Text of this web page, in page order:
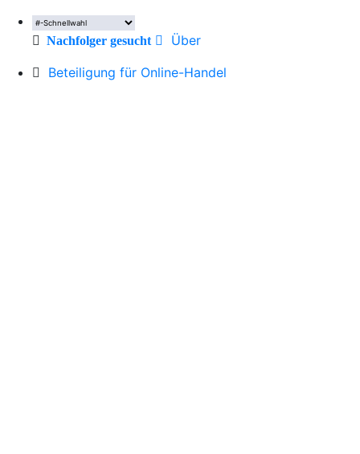
Nachfolger gesucht
Über
Beteiligung für Online-Handel